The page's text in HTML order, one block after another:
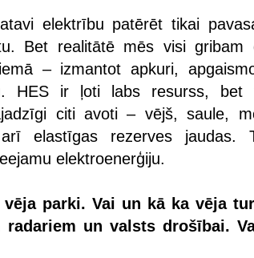
elektrību patērēt tikai
Bet realitātē mēs visi gribam
– izmantot apkuri,
HES ir ļoti labs resurss,
citi avoti – vējš, saule,
elastīgas rezerves jaudas.
elektroenerģiju.
parki. Vai un kā ka vēja
un valsts drošībai.